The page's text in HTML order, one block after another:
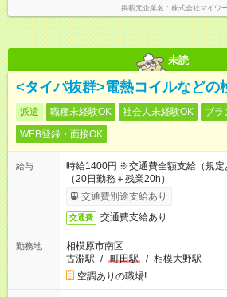
掲載元企業名 株式会社マイワ
未読
<タイパ抜群>電熱コイルなどの
派遣 職種未経験OK 社会人未経験OK
ブラ
WEB登録・面接OK
給与
時給1400円 ※交通費全額支給（規定
（20日勤務＋残業20h）
交通費別途支給あり
交通費 交通費支給あり
勤務地
相模原市南区
古淵駅 / 町田駅 / 相模大野駅
空調ありの職場!